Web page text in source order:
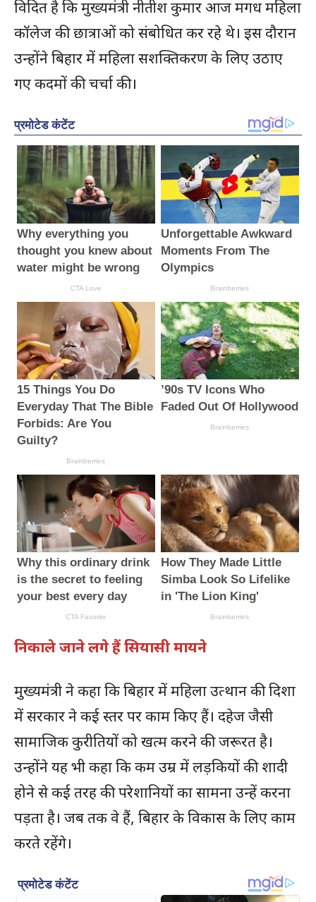
विदित है कि मुख्यमंत्री नीतीश कुमार आज मगध महिला
कॉलेज की छात्राओं को संबोधित कर रहे थे। इस दौरान
उन्होंने बिहार में महिला सशक्तिकरण के लिए उठाए
गए कदमों की चर्चा की।
निकाले जाने लगे हैं सियासी मायने
मुख्यमंत्री ने कहा कि बिहार में महिला उत्थान की दिशा
में सरकार ने कई स्तर पर काम किए हैं। दहेज जैसी
सामाजिक कुरीतियों को खत्म करने की जरूरत है।
उन्होंने यह भी कहा कि कम उम्र में लड़कियों की शादी
होने से कई तरह की परेशानियों का सामना उन्हें करना
पड़ता है। जब तक वे हैं, बिहार के विकास के लिए काम
करते रहेंगे।